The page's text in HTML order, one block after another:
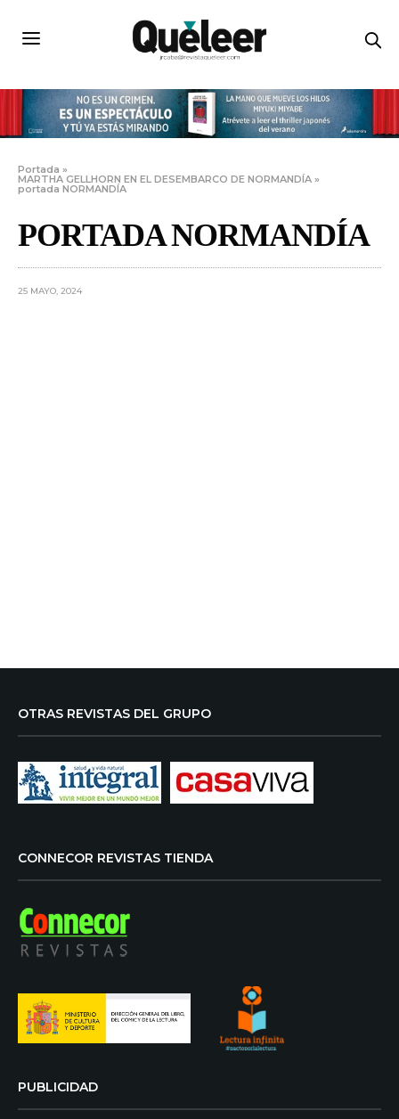
Portada »
MARTHA GELLHORN EN EL DESEMBARCO DE NORMANDÍA »
portada NORMANDÍA
PORTADA NORMANDÍA
25 MAYO, 2024
OTRAS REVISTAS DEL GRUPO
CONNECOR REVISTAS TIENDA
PUBLICIDAD